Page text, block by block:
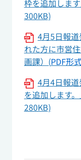
枠を追加しま
300KB)
4月5日報
れた方に市営
画課）(PDF形
4月4日報
を追加します
280KB)